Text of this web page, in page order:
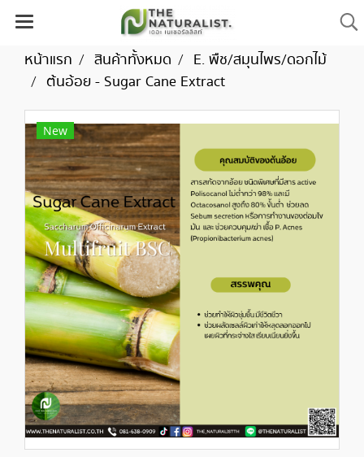
หน้าแรก สินค้าทั้งหมด
E. พืช/สมุนไพร/ดอกไม้
ต้นอ้อย - Sugar Cane Extract
New